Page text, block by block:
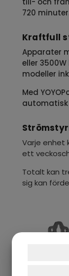
720
Kraftfull
Apparater
eller
modeller
Med
automatisk
Varje enhet
ett
Totalt kan
sig kan